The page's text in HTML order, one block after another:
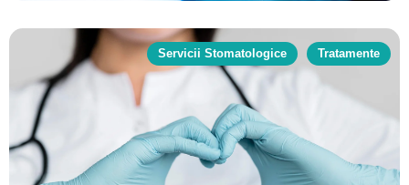
Servicii Stomatologice Tratamente